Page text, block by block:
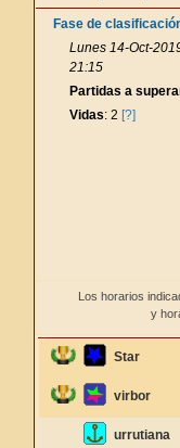
Fase de
Lunes 14-Oct-
21:15
Partidas a
Vidas: 2 [?]
Los horarios
y
Star
virbor
urrutiana